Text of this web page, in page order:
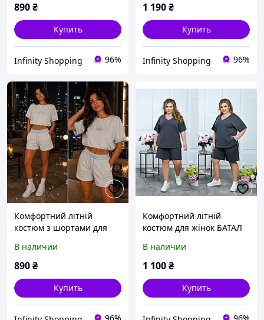
890₴
Купить
Infinity Shopping 96%
1 190₴
Купить
Infinity Shopping 96%
Комфортний літній
костюм з шортами для
В наличии
890₴
Купить
Комфортний літній
костюм для жінок БАТАЛ
В наличии
1 100₴
Купить